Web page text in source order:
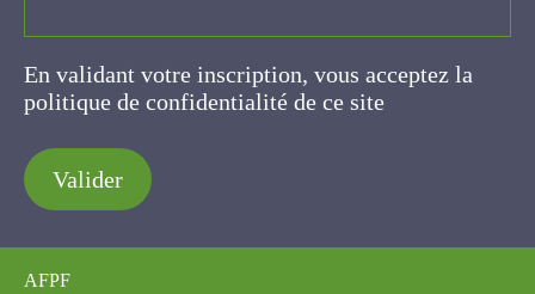
En validant votre inscription, vous acceptez la
politique de confidentialité de ce site
Valider
AFPF